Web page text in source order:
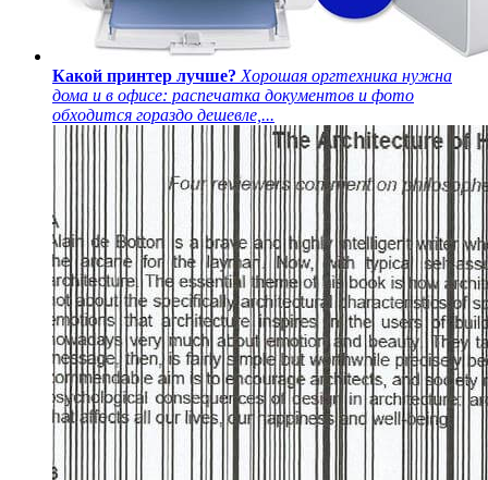
Какой принтер лучше? Хорошая оргтехника нужна
дома и в офисе: распечатка документов и фото
обходится гораздо дешевле,...